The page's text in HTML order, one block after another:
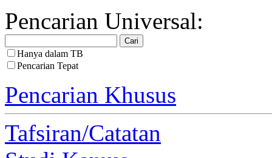
Pencarian Universal:
Hanya dalam TB
Pencarian Tepat
Pencarian Khusus
Tafsiran/Catatan